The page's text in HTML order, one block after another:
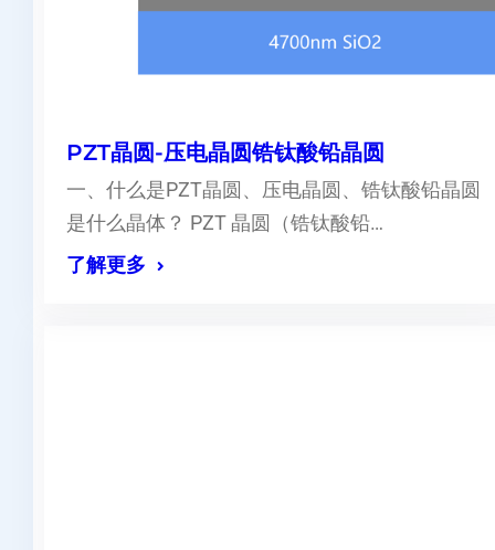
PZT晶圆-压电晶圆锆钛酸铅晶圆
一、什么是PZT晶圆、压电晶圆、锆钛酸铅晶圆
是什么晶体？ PZT 晶圆（锆钛酸铅…
了解更多